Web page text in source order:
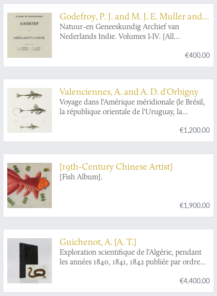
Godefroy, P. J. and M. J. E. Muller and
P. A. Fromm and P. Bleeker (eds.)
Natuur-en Geneeskundig Archief van
Nederlands Indie. Volumes I-IV. [All
€400.00
Valenciennes, A. and A. D. d'Orbigny
Voyage dans l'Amérique méridionale (le Brésil,
la république orientale de l'Uruguay, la
république du Chili, la république de Bolivia, la
république du Perou). Exécuté dans le cours
Poissons. Catalogue des principales espèces de
poissons rapportées de l'Amérique méridionale.
€1,200.00
[19th-Century Chinese Artist]
[Fish Album].
€1,900.00
Guichenot, A. [A. T.]
Exploration scientifique de l'Algérie, pendant
les années 1840, 1841, 1842 publiée par ordre
commission académique. Sciences physiques.
Zoologie. V. Histoire naturelle des reptiles et
€4,400.00